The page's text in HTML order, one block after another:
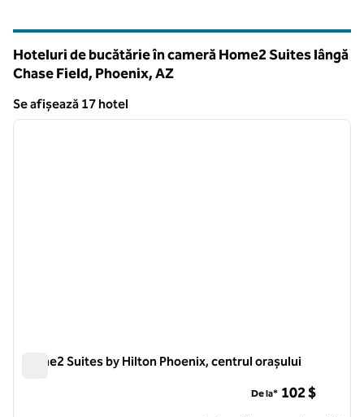
Hoteluri de bucătărie în cameră Home2 Suites lângă
Chase Field, Phoenix,AZ
Se afișează 17 hotel
Se afișează 17 hotel
1 din 12
Home2 Suites by Hilton Phoenix, centrul orașului
De la* 102 $